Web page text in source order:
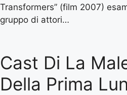
Transformers” (film 2007)
gruppo di attori…
Cast Di La
Della Prima